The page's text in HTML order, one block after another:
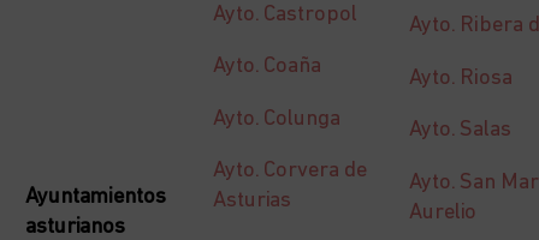
Ayuntamientos
asturianos
Ayto. Castropol
Ayto. Coaña
Ayto. Colunga
Ayto. Corvera de
Asturias
Ayto. Ribera
Ayto. Riosa
Ayto. Salas
Ayto. San
Aurelio